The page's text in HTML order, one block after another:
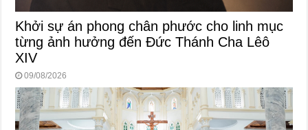
Khởi sự án phong chân phước cho linh mục
từng ảnh hưởng đến Đức Thánh Cha Lêô
XIV
09/08/2026